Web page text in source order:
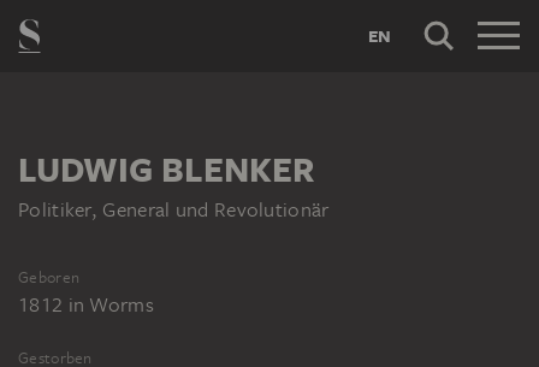
EN
LUDWIG BLENKER
Politiker, General und Revolutionär
Geboren
1812 in Worms
Gestorben